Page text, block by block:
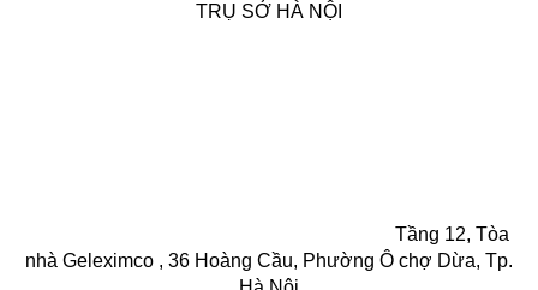
TRỤ SỞ HÀ NỘI
Tầng 12, Tòa
nhà Geleximco , 36 Hoàng Cầu, Phường Ô chợ Dừa, Tp.